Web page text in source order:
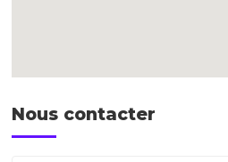
Nous contacter